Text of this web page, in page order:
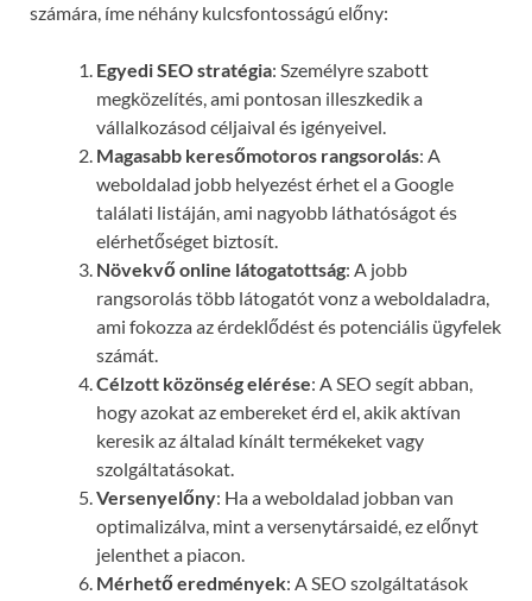
számára, íme néhány kulcsfontosságú előny:
Egyedi SEO stratégia: Személyre szabott
megközelítés, ami pontosan illeszkedik a
vállalkozásod céljaival és igényeivel.
Magasabb keresőmotoros rangsorolás: A
weboldalad jobb helyezést érhet el a Google
találati listáján, ami nagyobb láthatóságot és
elérhetőséget biztosít.
Növekvő online látogatottság: A jobb
rangsorolás több látogatót vonz a weboldaladra,
ami fokozza az érdeklődést és potenciális ügyfelek
számát.
Célzott közönség elérése: A SEO segít abban,
hogy azokat az embereket érd el, akik aktívan
keresik az általad kínált termékeket vagy
szolgáltatásokat.
Versenyelőny: Ha a weboldalad jobban van
optimalizálva, mint a versenytársaidé, ez előnyt
jelenthet a piacon.
Mérhető eredmények: A SEO szolgáltatások